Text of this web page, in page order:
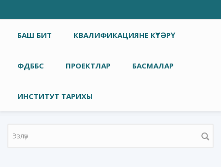
Төп меню
БАШ БИТ КВАЛИФИКАЦИЯНЕ КҮТӘРҮ
ФДББС ПРОЕКТЛАР БАСМАЛАР
ИНСТИТУТ ТАРИХЫ
Search form